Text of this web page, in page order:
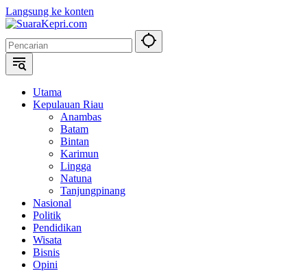
Langsung ke konten
Utama
Kepulauan Riau
Anambas
Batam
Bintan
Karimun
Lingga
Natuna
Tanjungpinang
Nasional
Politik
Pendidikan
Wisata
Bisnis
Opini